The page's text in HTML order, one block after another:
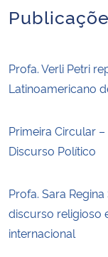
Controladoria-Geral da
Secretaria-Geral
Secretaria de Governo
Gabinete de Segurança
Profa. Verli Petri
Latinoamericano
Primeira Circular
Discurso Político
Profa. Sara
discurso religioso
internacional